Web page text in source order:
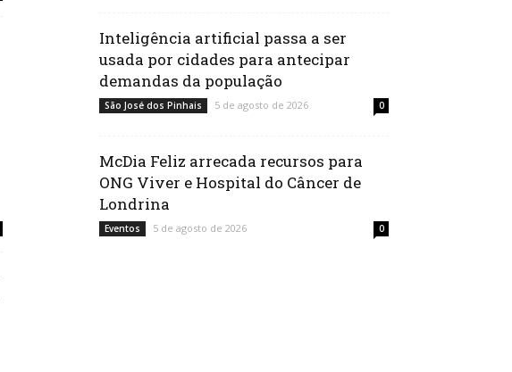
Inteligência artificial passa a ser
usada por cidades para antecipar
demandas da população
São José dos Pinhais 5 de agosto de 2026 0
McDia Feliz arrecada recursos para
ONG Viver e Hospital do Câncer de
Londrina
Eventos 5 de agosto de 2026 0